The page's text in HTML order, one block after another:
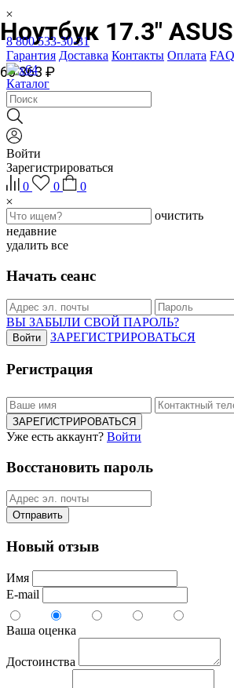
8 800 533-30-31
Гарантия Доставка Контакты Оплата FAQ
Каталог
Войти
Зарегистрироваться
0
0 0
очистить
недавние
удалить все
Начать сеанс
ВЫ ЗАБЫЛИ СВОЙ ПАРОЛЬ?
Войти ЗАРЕГИСТРИРОВАТЬСЯ
Регистрация
ЗАРЕГИСТРИРОВАТЬСЯ
Уже есть аккаунт? Войти
Восстановить пароль
Отправить
Новый отзыв
Имя
E-mail
Ваша оценка
Достоинства
Ноутбук 17.3"
66 363 ₽